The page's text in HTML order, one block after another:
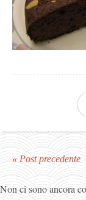
« Post precedente
Non ci sono ancora